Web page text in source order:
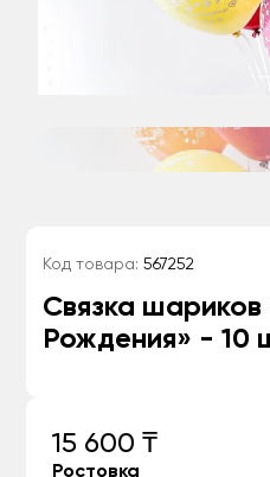
Код товара: 567252
Связка
Рождения» - 10
15 600 ₸
Ростовка